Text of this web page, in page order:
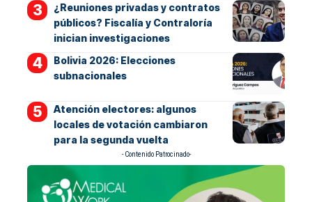
¿Reuniones privadas y contratos
públicos? Fiscalía y Contraloría
inician investigaciones
Bolivia 2026: Elecciones
subnacionales
Atención electores: algunos
locales de votación cambiaron
para la segunda vuelta
- Contenido Patrocinado-